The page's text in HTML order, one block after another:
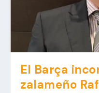
El Barça
zalameño